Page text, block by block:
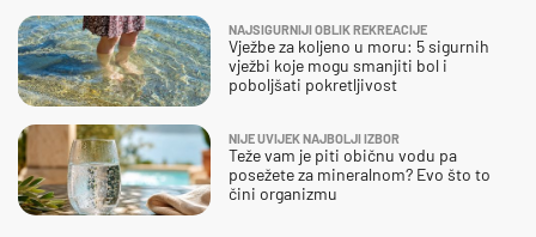
NAJSIGURNIJI OBLIK REKREACIJE
Vježbe za koljeno u moru: 5 sigurnih
vježbi koje mogu smanjiti bol i
poboljšati pokretljivost
NIJE UVIJEK NAJBOLJI IZBOR
Teže vam je piti običnu vodu pa
posežete za mineralnom? Evo što to
čini organizmu